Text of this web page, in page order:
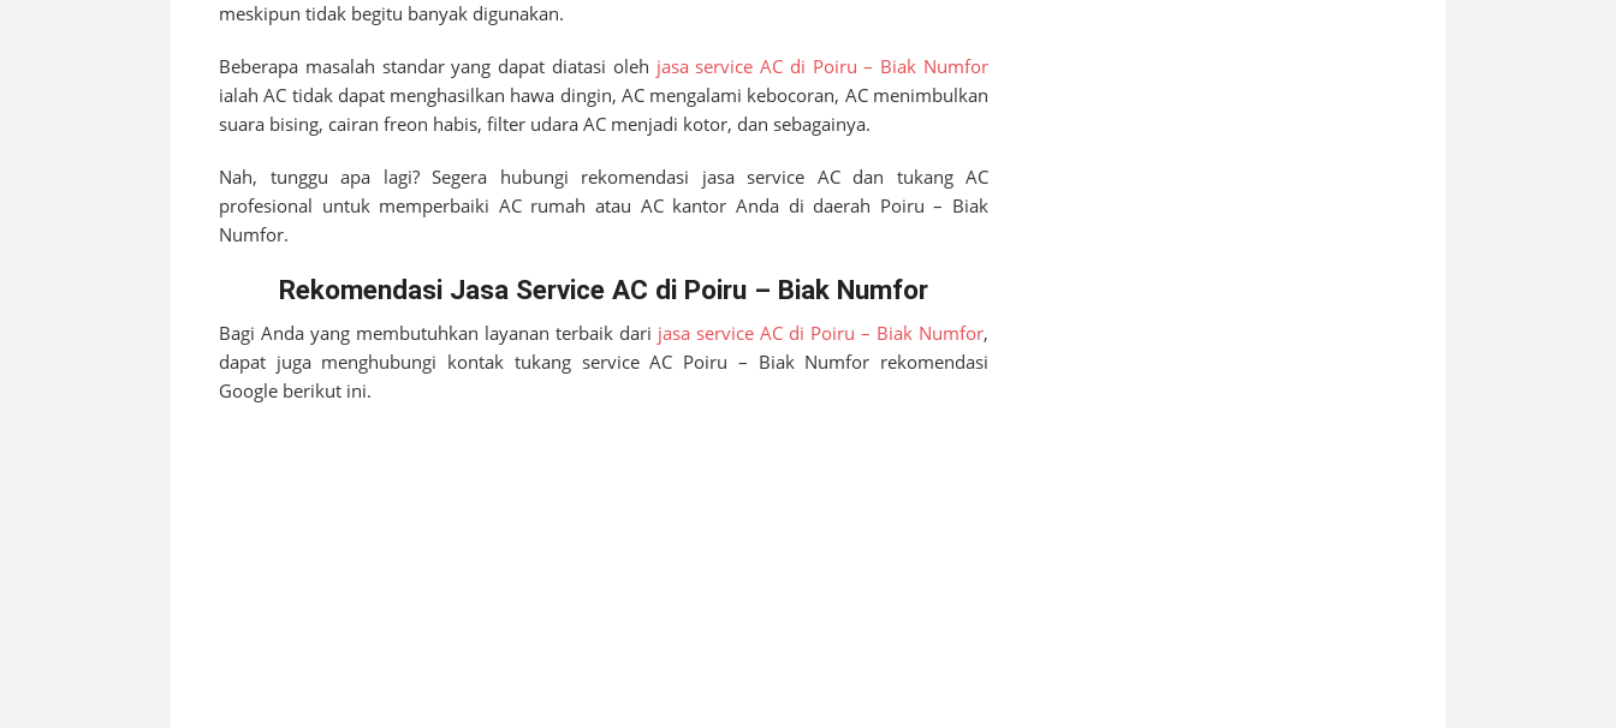
meskipun tidak begitu banyak digunakan.
Beberapa masalah standar yang dapat diatasi oleh jasa service AC di Poiru – Biak Numfor
ialah AC tidak dapat menghasilkan hawa dingin, AC mengalami kebocoran, AC menimbulkan
suara bising, cairan freon habis, filter udara AC menjadi kotor, dan sebagainya.
Nah, tunggu apa lagi? Segera hubungi rekomendasi jasa service AC dan tukang AC
profesional untuk memperbaiki AC rumah atau AC kantor Anda di daerah Poiru – Biak
Numfor.
Rekomendasi Jasa Service AC di Poiru – Biak Numfor
Bagi Anda yang membutuhkan layanan terbaik dari jasa service AC di Poiru – Biak Numfor,
dapat juga menghubungi kontak tukang service AC Poiru – Biak Numfor rekomendasi
Google berikut ini.